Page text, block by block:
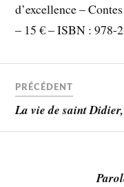
d’excellence –
– 15 € – ISBN : 978-
PRÉCÉDENT
La vie de saint